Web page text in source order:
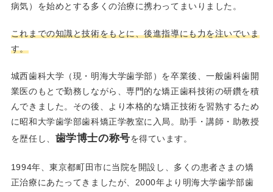
病気）を始めとする多くの治療に携わってまいりました。
これまでの知識と技術をもとに、後進指導にも力を注いでいま
す。
城西歯科大学（現・明海大学歯学部）を卒業後、一般歯科歯開
業医のもとで勤務しながら、専門的な矯正歯科技術の研鑽を積
んできました。その後、より本格的な矯正技術を習熟するため
に昭和大学歯学部歯科矯正学教室に入局。助手・講師・助教授
を歴任し、 歯学博士の称号を得ています。
1994年、東京都町田市に当院を開設し、多くの患者さまの矯
正治療にあたってきましたが、2000年より明海大学歯学部歯